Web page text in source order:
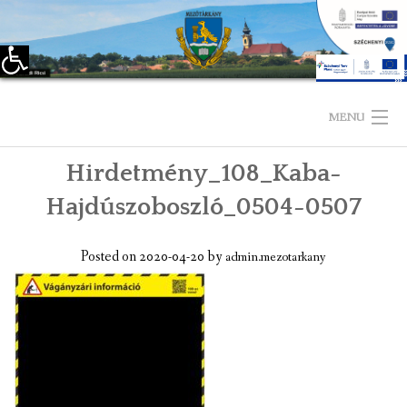
Eszköztár megnyitása
MENU
KEZDŐLAP
TELEPÜLÉSÜNKRŐL
LÁTNIVALÓK
Hirdetmény_108_Kaba-
Hajdúszoboszló_0504-0507
Posted on2020-04-20byadmin.mezotarkany